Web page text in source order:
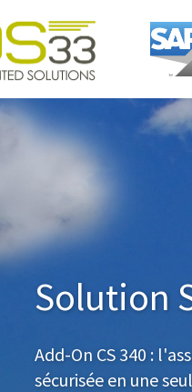
cos-
33.com
Solution
Add-On CS 340 :
sécurisée en une